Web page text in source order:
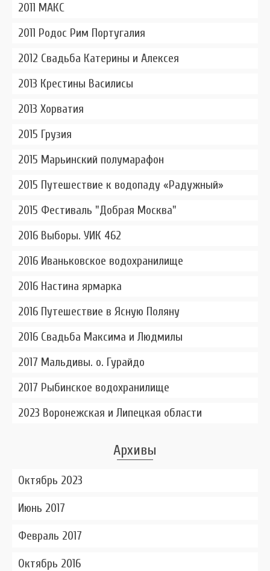
2011 МАКС
2011 Родос Рим Португалия
2012 Свадьба Катерины и Алексея
2013 Крестины Василисы
2013 Хорватия
2015 Грузия
2015 Марьинский полумарафон
2015 Путешествие к водопаду «Радужный»
2015 Фестиваль "Добрая Москва"
2016 Выборы. УИК 462
2016 Иваньковское водохранилище
2016 Настина ярмарка
2016 Путешествие в Ясную Поляну
2016 Свадьба Максима и Людмилы
2017 Мальдивы. о. Гурайдо
2017 Рыбинское водохранилище
2023 Воронежская и Липецкая области
Архивы
Октябрь 2023
Июнь 2017
Февраль 2017
Октябрь 2016